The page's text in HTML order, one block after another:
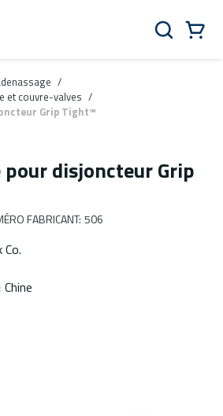
Rechercher
/
et couvre-valves /
Grip Tight™
pour disjoncteur Grip
FABRICANT: 506
Chine